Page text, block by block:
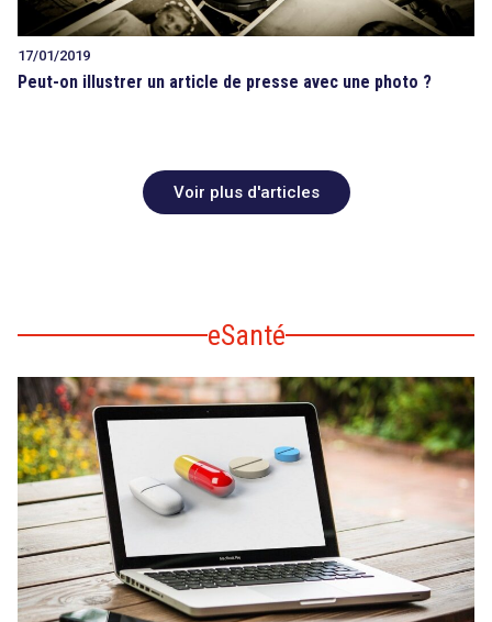
17/01/2019
Peut-on illustrer un article de presse avec une photo ?
Voir plus d'articles
eSanté
search